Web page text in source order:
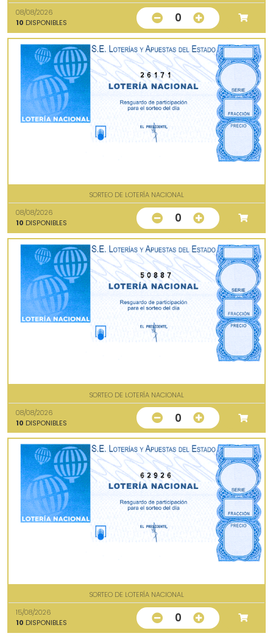
08/08/2026
10 DISPONIBLES 0
26171
SORTEO DE LOTERÍA NACIONAL
08/08/2026
10 DISPONIBLES 0
50887
SORTEO DE LOTERÍA NACIONAL
08/08/2026
10 DISPONIBLES 0
62926
SORTEO DE LOTERÍA NACIONAL
15/08/2026
10 DISPONIBLES 0